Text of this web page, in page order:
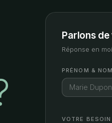
Parlons
Réponse en
PRÉNOM &
VOTRE BESOIN